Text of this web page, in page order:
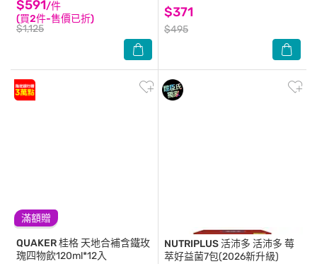
$591/件
(買2件-售價已折)
$1,125
$371
$495
滿額贈
QUAKER 桂格 天地合補含鐵玫
瑰四物飲120ml*12入
NUTRIPLUS 活沛多 活沛多 莓
萃好益菌7包(2026新升級)